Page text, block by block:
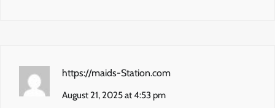
https://maids-Station.com
August 21, 2025 at 4:53 pm